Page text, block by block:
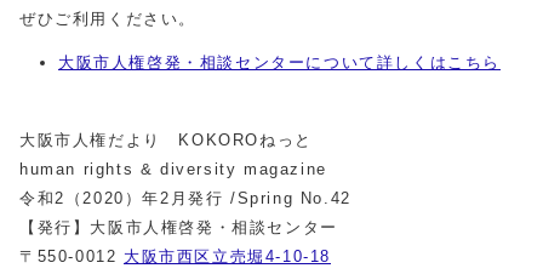
ぜひご利用ください。
大阪市人権啓発・相談センターについて詳しくはこちら
大阪市人権だより KOKOROねっと
human rights & diversity magazine
令和2（2020）年2月発行 /Spring No.42
【発行】大阪市人権啓発・相談センター
〒550-0012 大阪市西区立売堀4-10-18